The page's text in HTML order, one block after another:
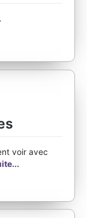
voir avec